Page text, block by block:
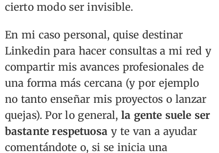
cierto modo ser invisible.
En mi caso personal, quise destinar
Linkedin para hacer consultas a mi red y
compartir mis avances profesionales de
una forma más cercana (y por ejemplo
no tanto enseñar mis proyectos o lanzar
quejas). Por lo general, la gente suele ser
bastante respetuosa y te van a ayudar
comentándote o, si se inicia una